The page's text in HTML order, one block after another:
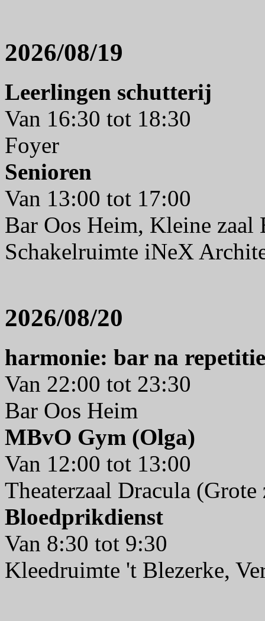
2026/08/19
Leerlingen schutterij
Van 16:30 tot 18:30
Foyer
Senioren
Van 13:00 tot 17:00
Bar Oos Heim, Kleine zaal
Schakelruimte iNeX
2026/08/20
harmonie: bar na repetitie
Van 22:00 tot 23:30
Bar Oos Heim
MBvO Gym (Olga)
Van 12:00 tot 13:00
Theaterzaal Dracula (Grote
Bloedprikdienst
Van 8:30 tot 9:30
Kleedruimte 't Blezerke,